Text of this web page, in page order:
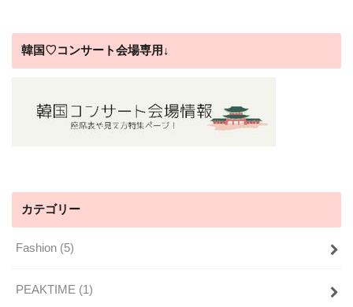
韓国♡コンサート会場専用↓
カテゴリー
Fashion (5)
PEAKTIME (1)